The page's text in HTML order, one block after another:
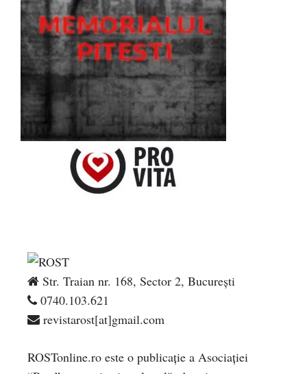
Str. Traian nr. 168, Sector 2, București
0740.103.621
revistarost[at]gmail.com
ROSTonline.ro este o publicaţie a Asociaţiei